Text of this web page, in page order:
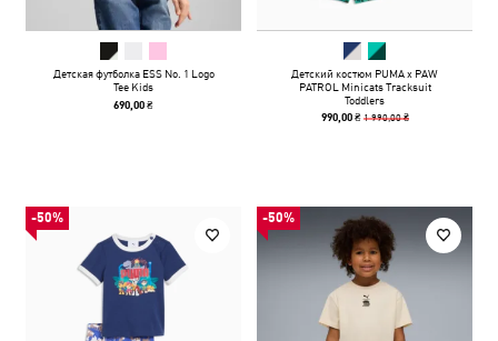
Детская футболка ESS No. 1 Logo
Tee Kids
690,00 ₴
Детский костюм PUMA x PAW
PATROL Minicats Tracksuit
Toddlers
990,00 ₴ 1 990,00 ₴
-50% -50%